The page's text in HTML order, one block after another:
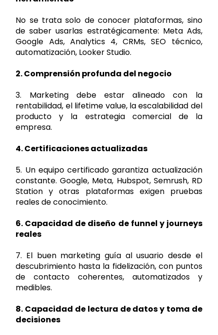
No se trata solo de conocer plataformas, sino
de saber usarlas estratégicamente: Meta Ads,
Google Ads, Analytics 4, CRMs, SEO técnico,
automatización, Looker Studio.
2. Comprensión profunda del negocio
3. Marketing debe estar alineado con la
rentabilidad, el lifetime value, la escalabilidad del
producto y la estrategia comercial de la
empresa.
4. Certificaciones actualizadas
5. Un equipo certificado garantiza actualización
constante. Google, Meta, Hubspot, Semrush, RD
Station y otras plataformas exigen pruebas
reales de conocimiento.
6. Capacidad de diseño de funnel y journeys
reales
7. El buen marketing guía al usuario desde el
descubrimiento hasta la fidelización, con puntos
de contacto coherentes, automatizados y
medibles.
8. Capacidad de lectura de datos y toma de
decisiones